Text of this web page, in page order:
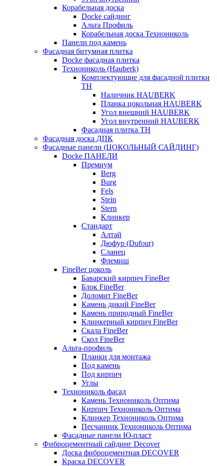
Корабельная доска
Docke сайдинг
Альта Профиль
Корабельная доска Технониколь
Панели под камень
Фасадная битумная плитка
Docke фасадная плитка
Технониколь (Hauberk)
Комплектующие для фасадной плитки
ТН
Наличник HAUBERK
Планка цокольная HAUBERK
Угол внешний HAUBERK
Угол внутренний HAUBERK
Фасадная плитка ТН
Фасадная доска ДПК
Фасадные панели (ЦОКОЛЬНЫЙ САЙДИНГ)
Docke ПАНЕЛИ
Премиум
Berg
Burg
Fels
Stein
Stern
Клинкер
Стандарт
Алтай
Дюфур (Dufour)
Сланец
Флемиш
FineBer цоколь
Баварский кирпич FineBer
Блок FineBer
Доломит FineBer
Камень дикий FineBer
Камень природный FineBer
Клинкерный кирпич FineBer
Скала FineBer
Скол FineBer
Альта-профиль
Планки для монтажа
Под камень
Под кирпич
Углы
Технониколь фасад
Камень Технониколь Оптима
Кирпич Технониколь Оптима
Клинкер Технониколь Оптима
Песчанник Технониколь Оптима
Фасадные панели Ю-пласт
Фиброцементный сайдинг Decover
Доска фиброцементная DECOVER
Краска DECOVER